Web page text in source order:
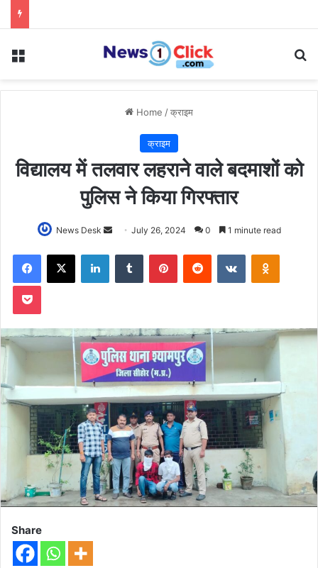
Menu
Home /क्राइम
क्राइम
विद्यालय में तलवार लहराने वाले बदमाशों को
पुलिस ने किया गिरफ्तार
News Desk
Send
email
July 26, 2024 0 1 minute read
Facebook
X LinkedInTumblr PinterestReddit VKontakte
Pocket
Share